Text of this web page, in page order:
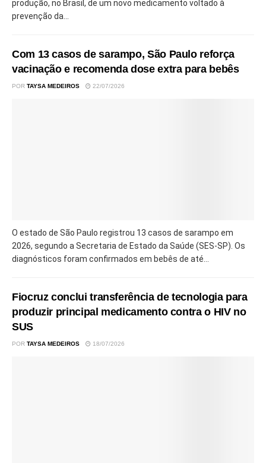
produção, no Brasil, de um novo medicamento voltado à
prevenção da...
Com 13 casos de sarampo, São Paulo reforça
vacinação e recomenda dose extra para bebês
POR TAYSA MEDEIROS 22/07/2026
O estado de São Paulo registrou 13 casos de sarampo em
2026, segundo a Secretaria de Estado da Saúde (SES-SP). Os
diagnósticos foram confirmados em bebês de até...
Fiocruz conclui transferência de tecnologia para
produzir principal medicamento contra o HIV no
SUS
POR TAYSA MEDEIROS 18/07/2026